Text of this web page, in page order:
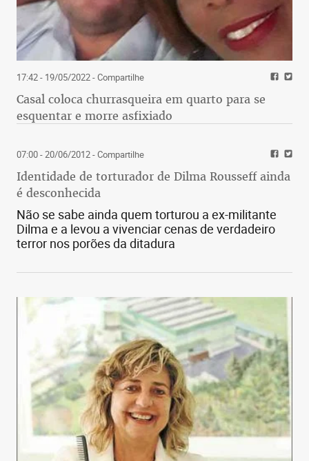
17:42 - 19/05/2022- Compartilhe
Casal coloca churrasqueira em quarto para se
esquentar e morre asfixiado
07:00 - 20/06/2012- Compartilhe
Identidade de torturador de Dilma Rousseff ainda
é desconhecida
Não se sabe ainda quem torturou a ex-militante
Dilma e a levou a vivenciar cenas de verdadeiro
terror nos porões da ditadura